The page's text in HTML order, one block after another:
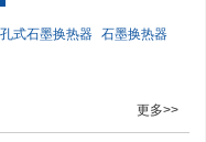
式石墨换热器 石墨换热器
更多>>